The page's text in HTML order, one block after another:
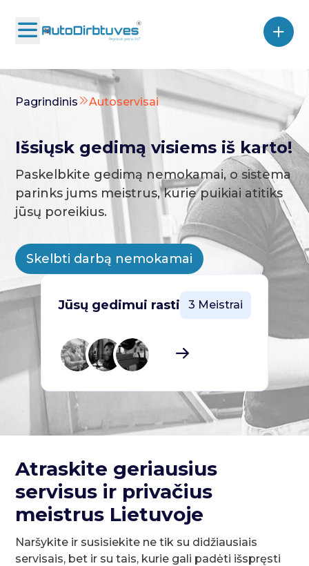
Pagrindinis Autoservisai
Išsiųsk gedimą visiems iš karto!
Paskelbkite gedimą nemokamai, o sistema
parinks jums meistrus, kurie puikiai atitiks
jūsų poreikius.
Skelbti darbą nemokamai
Jūsų gedimui rasti 3 Meistrai
Atraskite geriausius
servisus ir privačius
meistrus Lietuvoje
Naršykite ir susisiekite ne tik su didžiausiais
servisais, bet ir su tais, kurie gali padėti išspręsti